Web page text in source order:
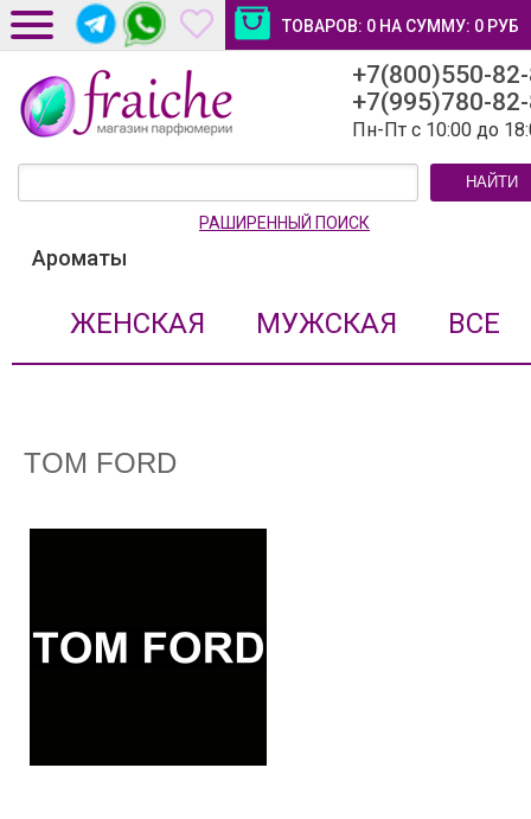
ТОВАРОВ: 0 НА СУММУ: 0 РУБ
ДОСТАВКА И ОПЛАТА
НОВОСТИ И СТАТЬИ
+7(800)550-
+7(995)780-
Пн-Пт с 10:00 до
НАЙТИ
РАШИРЕННЫЙ ПОИСК
Ароматы
ЖЕНСКАЯ МУЖСКАЯ ВСЕ
TOM FORD